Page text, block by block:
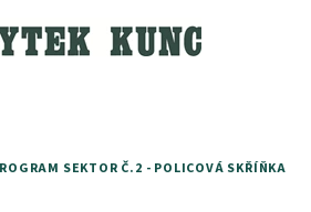
SEKTOR Č.2 - POLICOVÁ SKŘÍŇKA